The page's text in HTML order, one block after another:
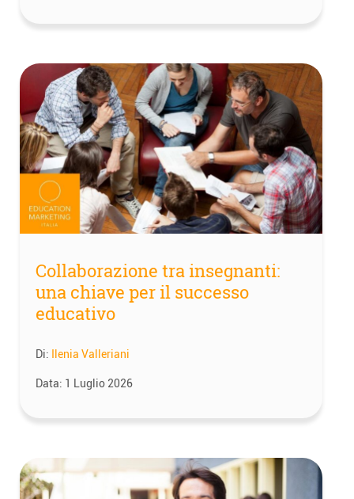
Collaborazione tra insegnanti:
una chiave per il successo
educativo
Di: Ilenia Valleriani
Data: 1 Luglio 2026